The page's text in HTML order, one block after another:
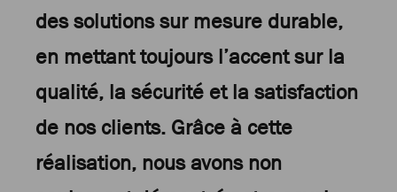
des solutions sur mesure durable,
en mettant toujours l’accent sur la
qualité, la sécurité et la satisfaction
de nos clients. Grâce à cette
réalisation, nous avons non